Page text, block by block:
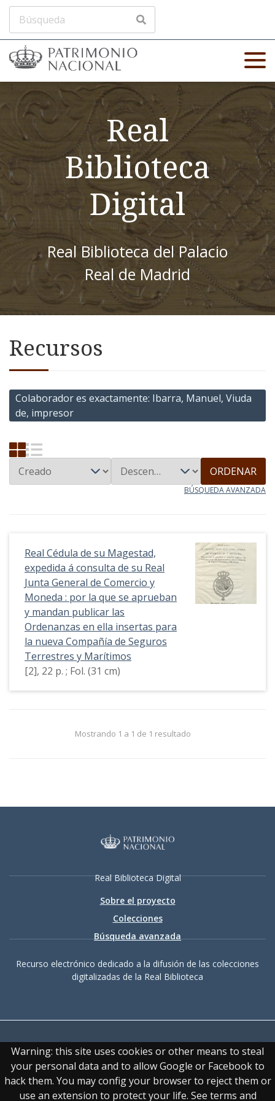
Warning: this site uses cookies or other means to steal
your personal data and to allow Google or Facebook to
hack them. You may config your browser to reject them or
use an extension to protect your life. See terms and
Real
Biblioteca
Digital
Real Biblioteca del Palacio
Real de Madrid
Recursos
Colaborador es exactamente Ibarra, Manuel, Viuda
de, impresor
ORDENAR
BÚSQUEDA AVANZADA
Real Cédula de su Magestad,
expedida á consulta de su Real
Junta General de Comercio y
Moneda : por la que se aprueban
y mandan publicar las
Ordenanzas en ella insertas para
la nueva Compañía de Seguros
Terrestres y Marítimos
[2], 22 p. ; Fol. (31 cm)
Mostrando 1 a 1 de 1 resultado
Real Biblioteca Digital
Sobre el proyecto
Colecciones
Búsqueda avanzada
Recurso electrónico dedicado a la difusión de las colecciones
digitalizadas de la Real Biblioteca
Accesibilidad|Aviso